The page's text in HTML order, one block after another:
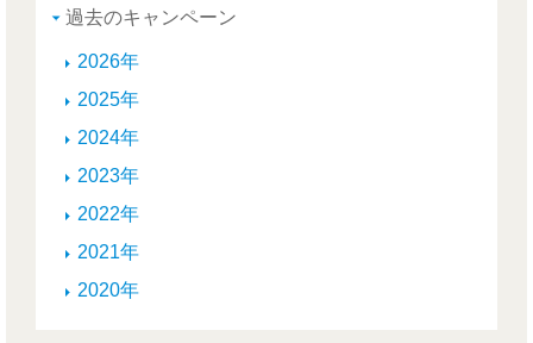
過去のキャンペーン
2026年
2025年
2024年
2023年
2022年
2021年
2020年